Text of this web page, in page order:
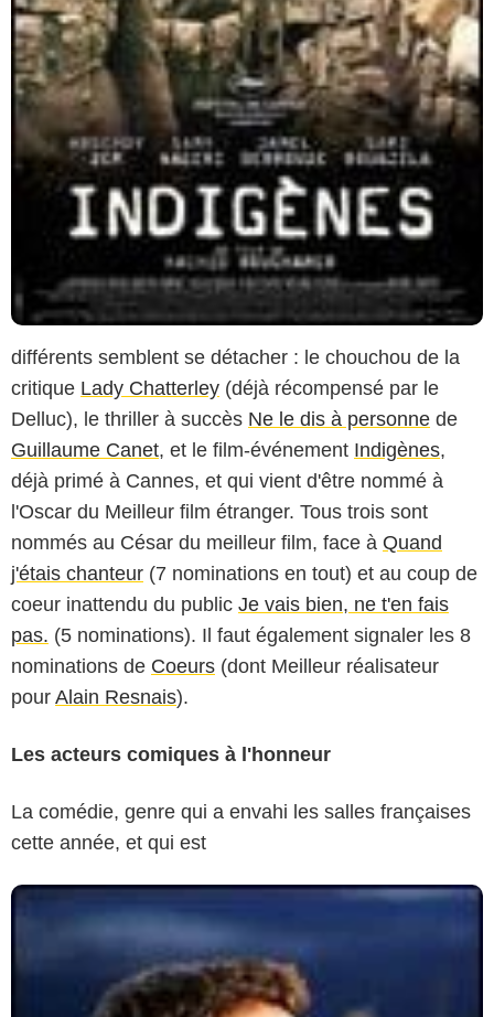
différents semblent se détacher : le chouchou de la
critique Lady Chatterley (déjà récompensé par le
Delluc), le thriller à succès Ne le dis à personne de
Guillaume Canet, et le film-événement Indigènes,
déjà primé à Cannes, et qui vient d'être nommé à
l'Oscar du Meilleur film étranger. Tous trois sont
nommés au César du meilleur film, face à Quand
j'étais chanteur (7 nominations en tout) et au coup de
coeur inattendu du public Je vais bien, ne t'en fais
pas. (5 nominations). Il faut également signaler les 8
nominations de Coeurs (dont Meilleur réalisateur
pour Alain Resnais).
Les acteurs comiques à l'honneur
La comédie, genre qui a envahi les salles françaises
cette année, et qui est